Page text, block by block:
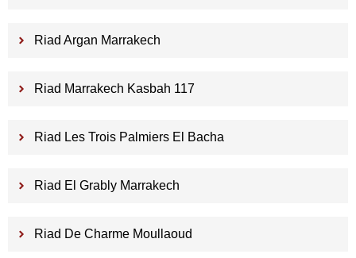
Riad Argan Marrakech
Riad Marrakech Kasbah 117
Riad Les Trois Palmiers El Bacha
Riad El Grably Marrakech
Riad De Charme Moullaoud